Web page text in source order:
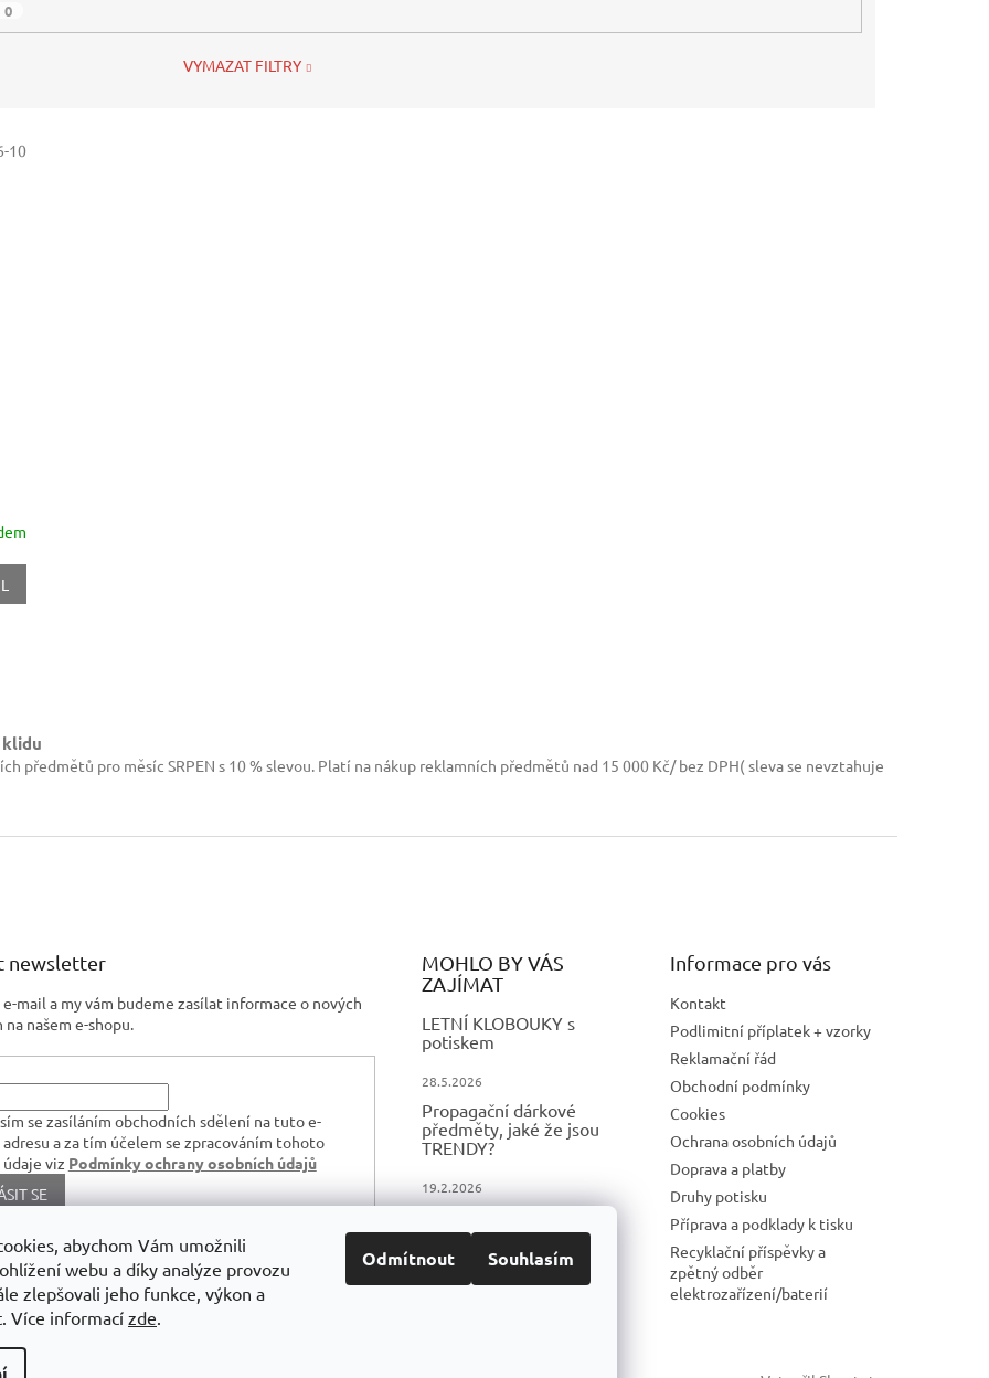
abychom Vám umožnili
webu a díky analýze provozu
zlepšovali jeho funkce, výkon a
Více informací zde.
Odmítnout Souhlasím
0
VYMAZAT FILTRY
10
d
í
p
předmětů pro měsíc SRPEN s 10 % slevou. Platí na nákup reklamních předmětů nad 15 000 Kč/ bez DPH( sleva se nevztahuje
newsletter
mail a my vám budeme zasílat informace o nových
našem e-shopu.
se zasíláním obchodních sdělení na tuto e-
a za tím účelem se zpracováním tohoto
viz Podmínky ochrany osobních údajů
SE
MOHLO BY VÁS
ZAJÍMAT
LETNÍ KLOBOUKY s
potiskem
28.5.2026
Propagační dárkové
předměty, jaké že jsou
TRENDY?
19.2.2026
TEXTIL S POTISKEM
Informace pro vás
Kontakt
Podlimitní příplatek + vzorky
Reklamační řád
Obchodní podmínky
Cookies
Ochrana osobních údajů
Doprava a platby
Druhy potisku
Příprava a podklady k tisku
Recyklační příspěvky a
zpětný odběr
elektrozařízení/baterií